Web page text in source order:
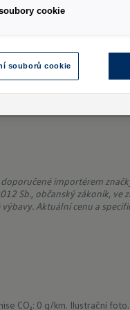
importérem
Sb., občanský zákoník,
Aktuální cenu a
CO₂: 0 g/km. Ilustrační
cookie
souborů cookie